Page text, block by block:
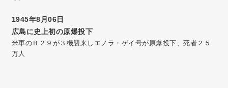
1945年8月06日
広島に史上初の原爆投下
米軍のＢ２９が３機襲来しエノラ・ゲイ号が原爆投下、死者２５
万人